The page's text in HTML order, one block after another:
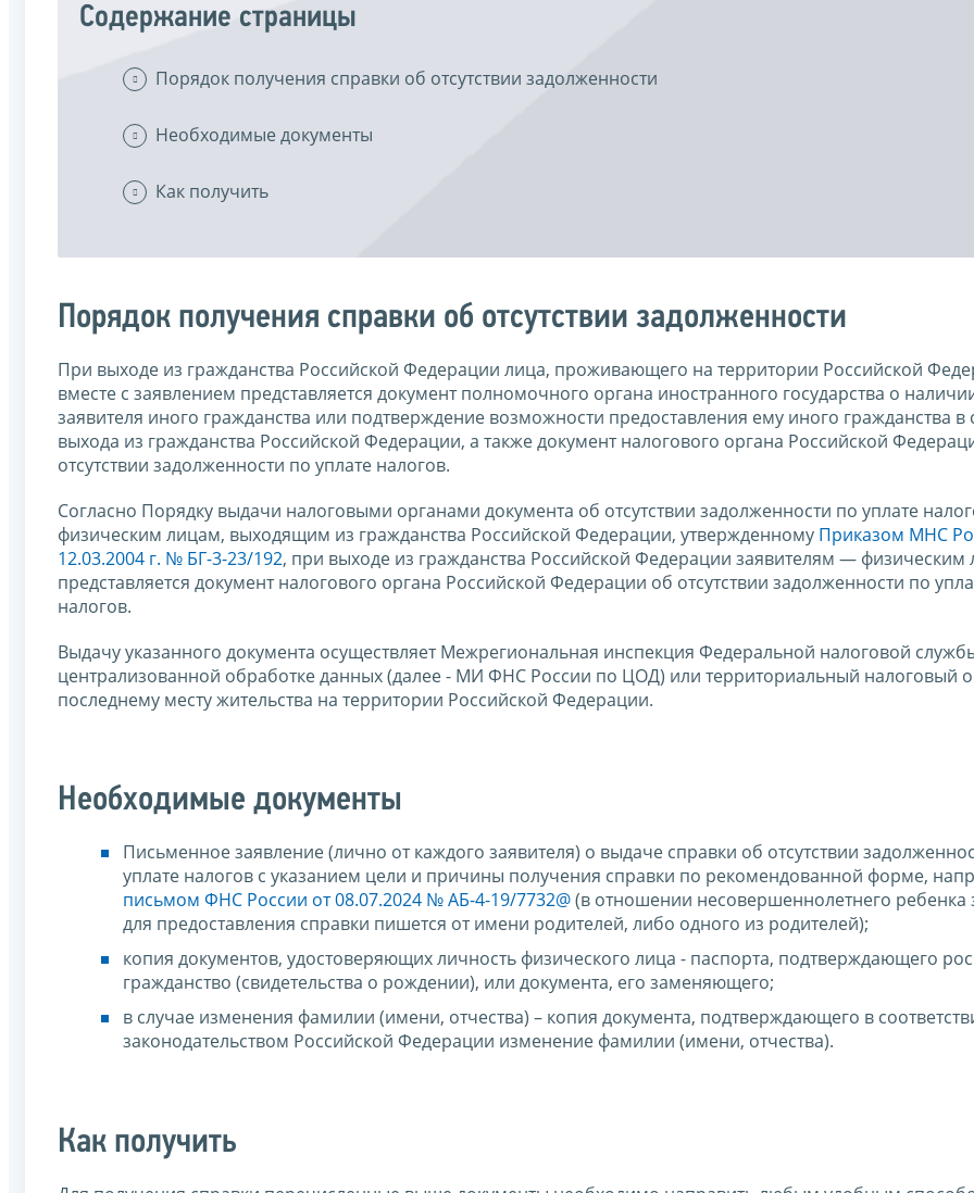
Содержание страницы
Порядок получения справки об отсутствии задолженности
Необходимые документы
Как получить
Порядок получения справки об отсутствии задолженности
При выходе из гражданства Российской Федерации лица, проживающего на территории Российской
вместе с заявлением представляется документ полномочного органа иностранного государства о
заявителя иного гражданства или подтверждение возможности предоставления ему иного гражданства в
выхода из гражданства Российской Федерации, а также документ налогового органа Российской
отсутствии задолженности по уплате налогов.
Согласно Порядку выдачи налоговыми органами документа об отсутствии задолженности по уплате
физическим лицам, выходящим из гражданства Российской Федерации, утвержденному Приказом МНС
12.03.2004 г. № БГ-3-23/192, при выходе из гражданства Российской Федерации заявителям — физическим
представляется документ налогового органа Российской Федерации об отсутствии задолженности по
налогов.
Выдачу указанного документа осуществляет Межрегиональная инспекция Федеральной налоговой
централизованной обработке данных (далее - МИ ФНС России по ЦОД) или территориальный налоговый
последнему месту жительства на территории Российской Федерации.
Необходимые документы
Письменное заявление (лично от каждого заявителя) о выдаче справки об отсутствии
уплате налогов с указанием цели и причины получения справки по рекомендованной форме,
письмом ФНС России от 08.07.2024 № АБ-4-19/7732@(в отношении несовершеннолетнего ребенка
для предоставления справки пишется от имени родителей, либо одного из родителей);
копия документов, удостоверяющих личность физического лица - паспорта, подтверждающего
гражданство (свидетельства о рождении), или документа, его заменяющего;
в случае изменения фамилии (имени, отчества) – копия документа, подтверждающего в
законодательством Российской Федерации изменение фамилии (имени, отчества).
Как получить